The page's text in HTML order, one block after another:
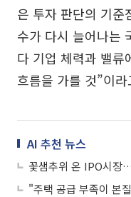
은 투자 판단의 기준
수가 다시 늘어나는
다 기업 체력과 밸류
흐름을 가를 것”이
AI 추천 뉴스
꽃샘추위 온 IPO시장
"주택 공급 부족이 본